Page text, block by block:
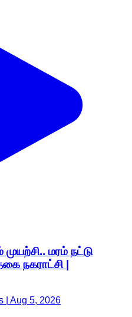
மரம் நட்டு
நகராட்சி |
| Aug 5, 2026